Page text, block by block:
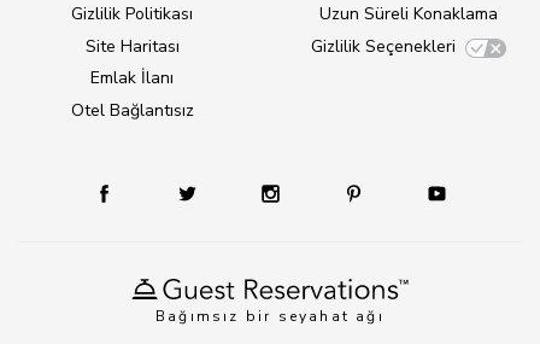
Bağımsız bir seyahat ağı
Gizlilik Politikası
Site Haritası
Emlak İlanı
Otel Bağlantısız
Uzun Süreli Konaklama
Gizlilik Seçenekleri